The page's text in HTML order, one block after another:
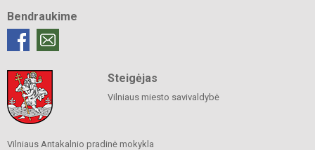
Bendraukime
Steigėjas
Vilniaus miesto savivaldybė
Vilniaus Antakalnio pradinė mokykla